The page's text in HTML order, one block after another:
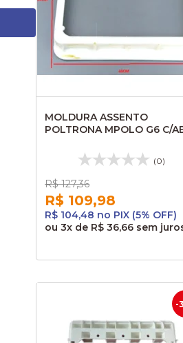
MOLDURA ASSENTO
POLTRONA MPOLO G6 C/
(0)
R$ 127,36
R$ 109,98
R$ 104,48 no PIX (5% OFF)
ou 3x de R$ 36,66 sem
-